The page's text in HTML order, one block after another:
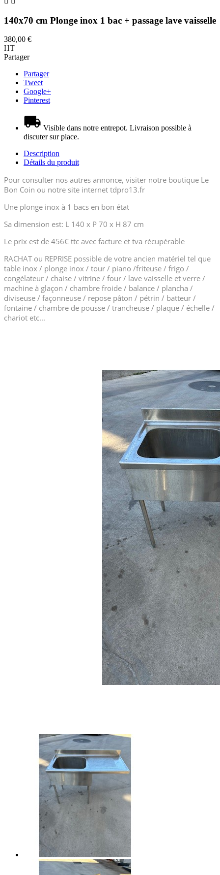
140x70 cm Plonge inox 1 bac + passage lave vaisselle
380,00 €
HT
Partager
Partager
Tweet
Google+
Pinterest
Visible dans notre entrepot. Livraison possible à
discuter sur place.
Description
Détails du produit
Pour consulter nos autres annonce, visiter notre boutique Le
Bon Coin ou notre site internet tdpro13.fr
Une plonge inox à 1 bacs en bon état
Sa dimension est: L 140 x P 70 x H 87 cm
Le prix est de 456€ ttc avec facture et tva récupérable
RACHAT ou REPRISE possible de votre ancien matériel tel que
table inox / plonge inox / tour / piano /friteuse / frigo /
congélateur / chaise / vitrine / four / lave vaisselle et verre /
machine à glaçon / chambre froide / balance / plancha /
diviseuse / façonneuse / repose pâton / pétrin / batteur /
fontaine / chambre de pousse / trancheuse / plaque / échelle /
chariot etc...